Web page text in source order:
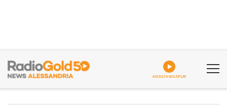
ASCOLTA GOLDPLAY